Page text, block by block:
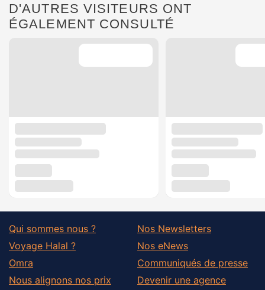
D'AUTRES VISITEURS ONT
ÉGALEMENT CONSULTÉ
Qui sommes nous ?
Voyage Halal ?
Omra
Nous alignons nos prix
Nos Newsletters
Nos eNews
Communiqués de presse
Devenir une agence